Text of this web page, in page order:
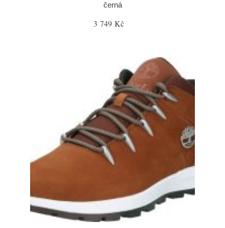
černá
3 749 Kč